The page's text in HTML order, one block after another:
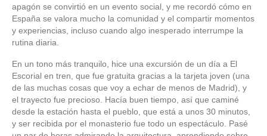
apagón se convirtió en un evento social, y me recordó cómo en
España se valora mucho la comunidad y el compartir momentos
y experiencias, incluso cuando algo inesperado interrumpe la
rutina diaria.
En un tono más tranquilo, hice una excursión de un día a El
Escorial en tren, que fue gratuita gracias a la tarjeta joven (una
de las muchas cosas que voy a echar de menos de Madrid), y
el trayecto fue precioso. Hacía buen tiempo, así que caminé
desde la estación hasta el pueblo, que está a unos 30 minutos,
y ser recibida por el monasterio fue todo un espectáculo. Pasé